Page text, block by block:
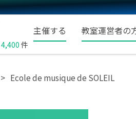
4,400 件
主催する 教室運営者の
Ecole de musique de SOLEIL